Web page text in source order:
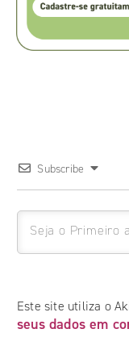
Subscribe
Este site utiliza o
seus dados em